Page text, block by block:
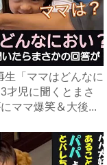
生「ママはどんなに
才児に聞くとまさ
ママ爆笑＆大後...